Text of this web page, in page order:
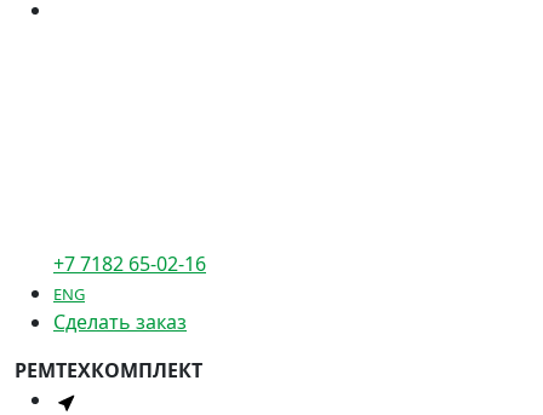
+7 7182 65-02-16
ENG
Сделать заказ
РЕМТЕХКОМПЛЕКТ